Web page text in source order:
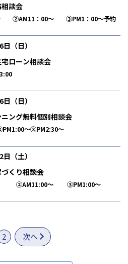
談会
②AM11：00～ ③PM1：00～予約
～ ⑤PM3：00～
（日）
ローン相談会
（日）
ング無料個別相談会
～③PM2:30～
（土）
くり相談会
～ ③PM1:00～
～
2 次へ